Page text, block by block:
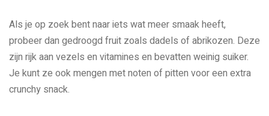
Als je op zoek bent naar iets wat meer smaak heeft,
probeer dan gedroogd fruit zoals dadels of abrikozen. Deze
zijn rijk aan vezels en vitamines en bevatten weinig suiker.
Je kunt ze ook mengen met noten of pitten voor een extra
crunchy snack.